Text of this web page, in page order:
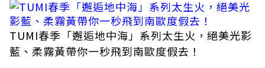
TUMI春季「邂逅地中海」系列太生火，絕美光影
藍、柔霧黃帶你一秒飛到南歐度假去！